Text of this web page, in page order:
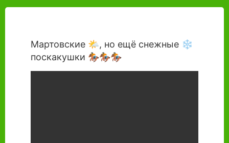
Мартовские 🌤️, но ещё снежные ❄️
поскакушки 🏇🏇🏇